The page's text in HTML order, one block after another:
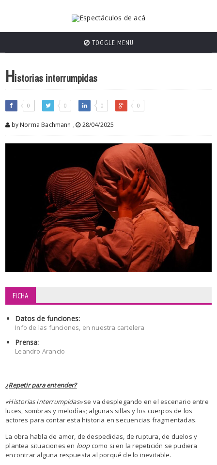
TOGGLE MENU
Historias interrumpidas
0 0 0 0
by Norma Bachmann , 28/04/2025
FICHA
Datos de funciones:
Info de las funciones, en nuestra cartelera
Prensa:
Leandro Arancio
¿Repetir para entender?
«Historias Interrumpidas»se va desplegando en el escenario entre
luces, sombras y melodías; algunas sillas y los cuerpos de los
actores para contar esta historia en secuencias fragmentadas.
La obra habla de amor, de despedidas, de ruptura, de duelos y
plantea situaciones en loopcomo si en la repetición se pudiera
encontrar alguna respuesta al porqué de lo inevitable.